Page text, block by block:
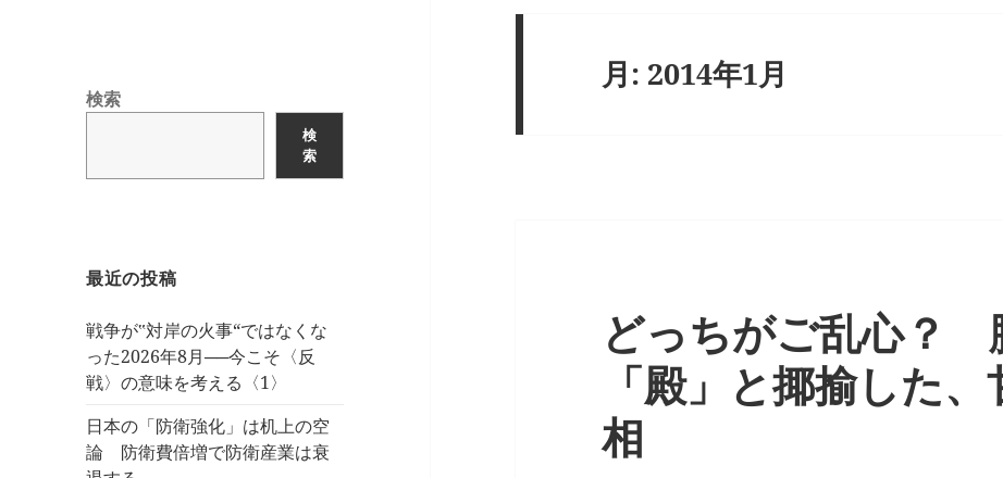
検索
検
索
最近の投稿
戦争が‟対岸の火事“ではなくな
った2026年8月──今こそ〈反
戦〉の意味を考える〈1〉
日本の「防衛強化」は机上の空
論 防衛費倍増で防衛産業は衰
月: 2014年1月
どっちがご乱心？
「殿」と揶揄した
相